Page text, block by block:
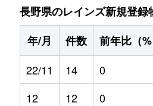
長野県のレインズ新規登
年/月
件数 前年比（%
22/11
14 0
12
12 0